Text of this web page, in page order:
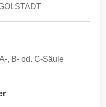
, B- od. C-Säule